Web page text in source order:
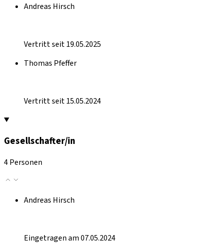
Andreas Hirsch
Vertritt seit 19.05.2025
Thomas Pfeffer
Vertritt seit 15.05.2024
Gesellschafter/in
4 Personen
Andreas Hirsch
Eingetragen am 07.05.2024